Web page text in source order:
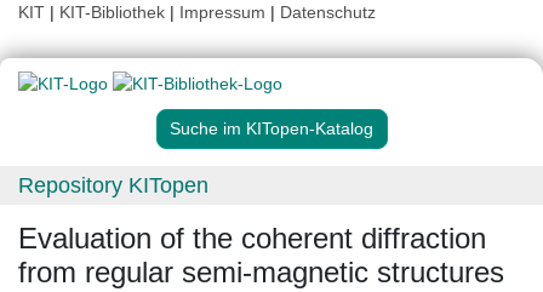
KIT | KIT-Bibliothek | Impressum | Datenschutz
Suche im KITopen-Katalog
Repository KITopen
Evaluation of the coherent diffraction
from regular semi-magnetic structures